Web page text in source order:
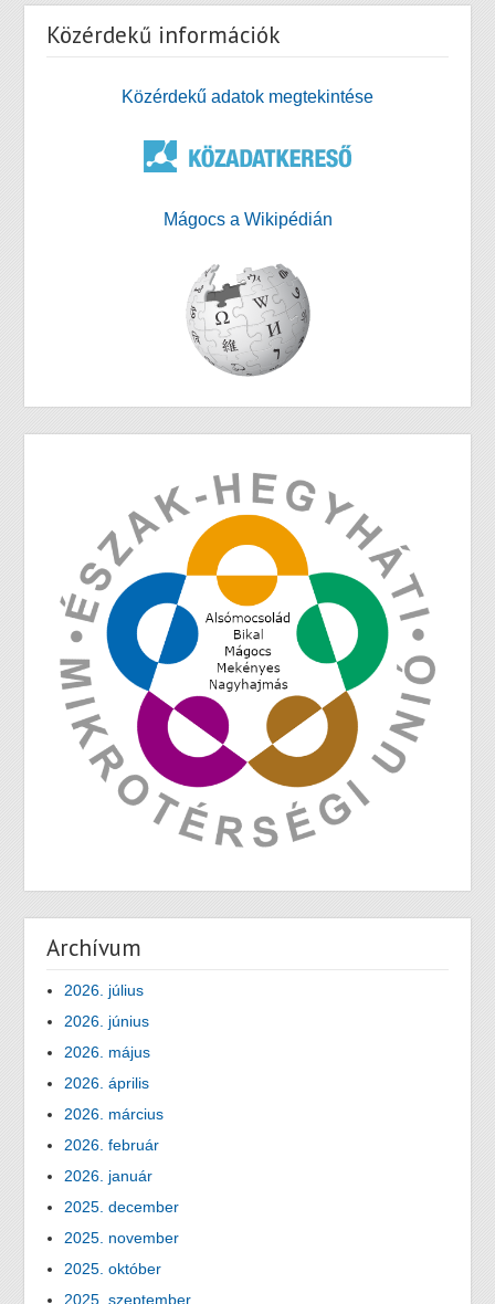
Közérdekű információk
Közérdekű adatok megtekintése
Mágocs a Wikipédián
Archívum
2026. július
2026. június
2026. május
2026. április
2026. március
2026. február
2026. január
2025. december
2025. november
2025. október
2025. szeptember